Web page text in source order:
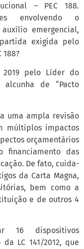
– PEC 188.
envolvendo o
emergencial,
exigida pelo
188?
pelo Líder do
de “Pacto
uma ampla revisão
múltiplos impactos
orçamentários
financiamento das
De fato, cuida-
da Carta Magna,
bem como a
e de outros 4
16 dispositivos
LC 141/2012, que